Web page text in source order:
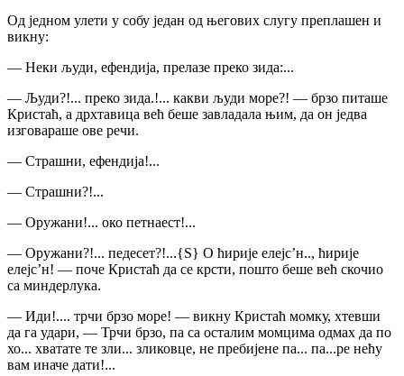
Од једном улети у собу један од његових слугу преплашен и
викну:
— Неки људи, ефендија, прелазе преко зида:...
— Људи?!... преко зида.!... какви људи море?! — брзо питаше
Кристаћ, а дрхтавица већ беше завладала њим, да он једва
изговараше ове речи.
— Страшни, ефендија!...
— Страшни?!...
— Оружани!... око петнаест!...
— Оружани?!... педесет?!...{S} О ћирије елејс’н.., ћирије
елејс’н! — поче Кристаћ да се крсти, пошто беше већ скочио
са миндерлука.
— Иди!.... трчи брзо море! — викну Кристаћ момку, хтевши
да га удари, — Трчи брзо, па са осталим момцима одмах да по
хо... хватате те зли... зликовце, не пребијене па... па...ре нећу
вам иначе дати!...